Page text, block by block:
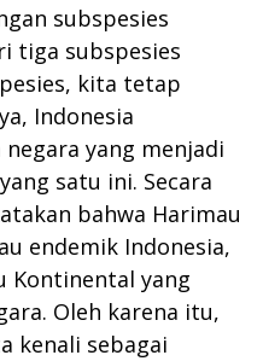
subspesies
tiga subspesies
kita tetap
Indonesia
yang menjadi
satu ini. Secara
bahwa Harimau
endemik Indonesia,
Kontinental yang
Oleh karena itu,
kenali sebagai